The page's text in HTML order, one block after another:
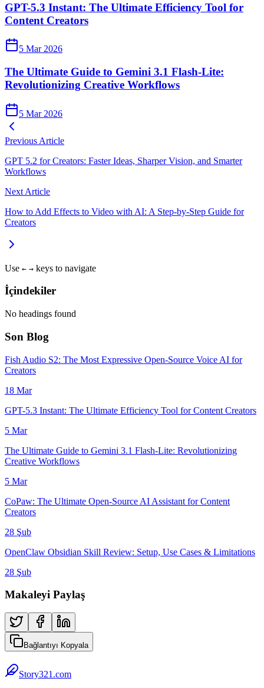
GPT-5.3 Instant: The Ultimate Efficiency Tool for
Content Creators
5 Mar 2026
The Ultimate Guide to Gemini 3.1 Flash-Lite:
Revolutionizing Creative Workflows
5 Mar 2026
Previous Article
GPT 5.2 for Creators: Faster Ideas, Sharper Vision, and Smarter
Workflows
Next Article
How to Add Effects to Video with AI: A Step‑by‑Step Guide for
Creators
Use ← → keys to navigate
İçindekiler
No headings found
Son Blog
Fish Audio S2: The Most Expressive Open-Source Voice AI for
Creators
18 Mar
GPT-5.3 Instant: The Ultimate Efficiency Tool for Content Creators
5 Mar
The Ultimate Guide to Gemini 3.1 Flash-Lite: Revolutionizing
Creative Workflows
5 Mar
CoPaw: The Ultimate Open-Source AI Assistant for Content
Creators
28 Şub
OpenClaw Obsidian Skill Review: Setup, Use Cases & Limitations
28 Şub
Makaleyi Paylaş
Bağlantıyı Kopyala
Story321.com